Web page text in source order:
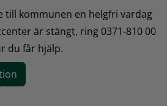
till kommunen en helgfri vardag
är stängt, ring 0371-810 00
du får hjälp.